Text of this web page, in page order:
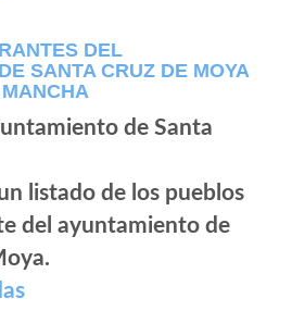
DEL
SANTA CRUZ DE MOYA
listado de los pueblos
del ayuntamiento de